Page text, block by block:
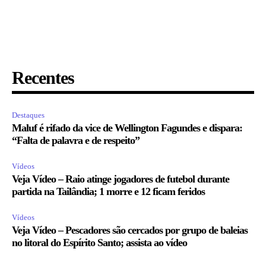
Recentes
Destaques
Maluf é rifado da vice de Wellington Fagundes e dispara:
“Falta de palavra e de respeito”
Vídeos
Veja Vídeo – Raio atinge jogadores de futebol durante
partida na Tailândia; 1 morre e 12 ficam feridos
Vídeos
Veja Vídeo – Pescadores são cercados por grupo de baleias
no litoral do Espírito Santo; assista ao vídeo